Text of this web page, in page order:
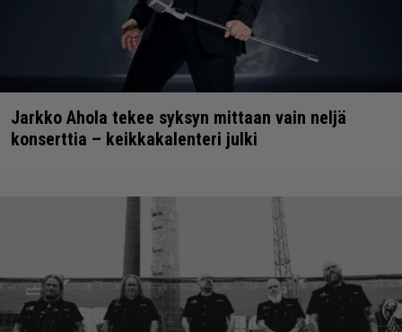
Jarkko Ahola tekee syksyn mittaan vain neljä
konserttia – keikkakalenteri julki